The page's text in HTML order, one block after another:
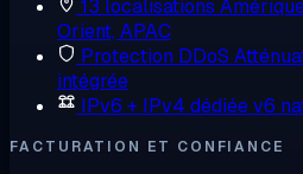
13 localisations
Orient, APAC
Protection DDoS
intégrée
IPv6 + IPv4 dédiéev6
FACTURATION ET CONFIANCE